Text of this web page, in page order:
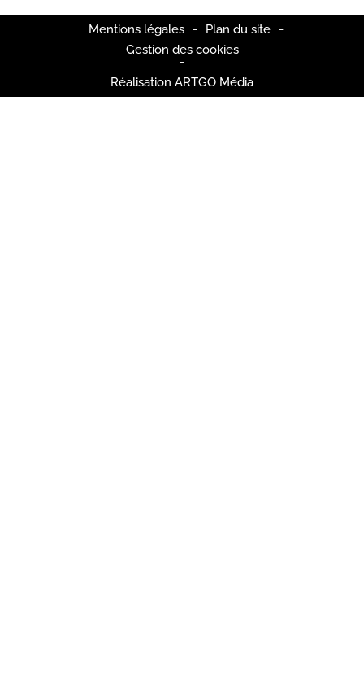
Mentions légales - Plan du site
-
Gestion des cookies
-
Réalisation ARTGO Média